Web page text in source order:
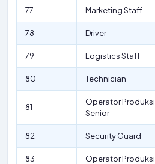
77 Marketing Staff
78 Driver
79 Logistics Staff
80 Technician
81
Operator Produksi
Senior
82 Security Guard
83 Operator Produksi